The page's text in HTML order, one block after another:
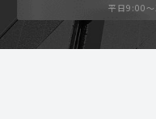
平日9:00